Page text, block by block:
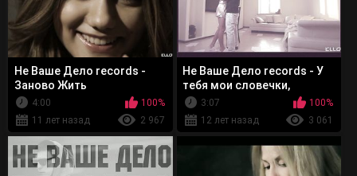
Не Ваше Дело records -
Заново Жить
4:00
100%
11 лет назад
2 967
Не Ваше Дело records - У
тебя мои словечки,
привычки
3:07
100%
12 лет назад
3 061